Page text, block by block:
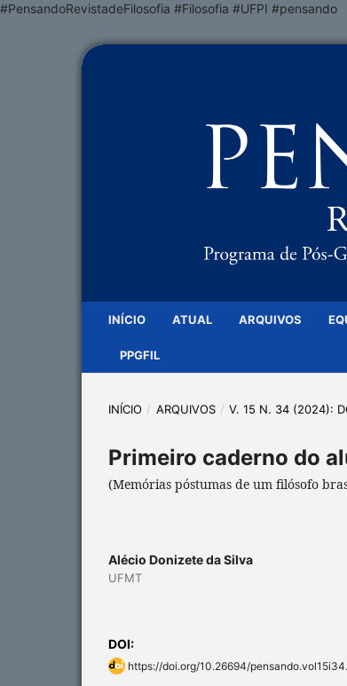
#PensandoRevistadeFilosofia #Filosofia #UFPI #pensando
INÍCIO ATUAL ARQUIVOS
PPGFIL
INÍCIO / ARQUIVOS / V. 15 N. 34 (2024):
Primeiro caderno do
(Memórias póstumas de um filósofo
Alécio Donizete da Silva
UFMT
DOI:
https://doi.org/10.26694/